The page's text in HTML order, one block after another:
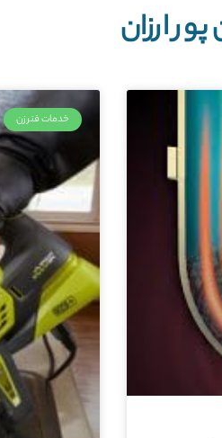
ارزان
خدمات فنرزن